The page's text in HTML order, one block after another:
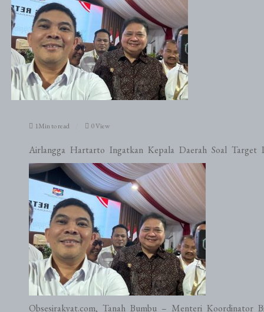
1Min to read 0 View
Airlangga Hartarto Ingatkan Kepala Daerah Soal Target
Obsesirakyat.com, Tanah Bumbu – Menteri Koordinator